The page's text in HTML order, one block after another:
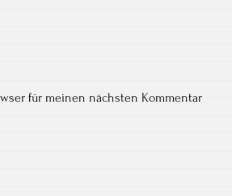
für meinen nächsten Kommentar